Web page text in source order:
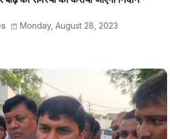
Monday, August 28, 2023